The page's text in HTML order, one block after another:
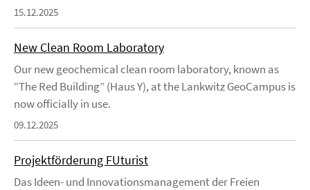
15.12.2025
New Clean Room Laboratory
Our new geochemical clean room laboratory, known as
“The Red Building” (Haus Y), at the Lankwitz GeoCampus is
now officially in use.
09.12.2025
Projektförderung FUturist
Das Ideen- und Innovationsmanagement der Freien